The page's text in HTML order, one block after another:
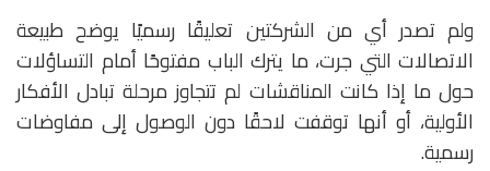
ولم تصدر أي من الشركتين تعليقًا رسميًا يوضح طبيعة
الاتصالات التي جرت، ما يترك الباب مفتوحًا أمام التساؤلات
حول ما إذا كانت المناقشات لم تتجاوز مرحلة تبادل الأفكار
الأولية، أو أنها توقفت لاحقًا دون الوصول إلى مفاوضات
رسمية.